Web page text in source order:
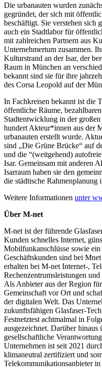
Die urbanauten wurden
gegründet, der sich mit
beschäftigt. Sie verstehen
auch ein Stadtlabor für
mit zahlreichen Partnern aus
Unternehmertum zusammen.
Kulturstrand an der Isar, der
Raum in München an
bekannt sind sie für ihre
des Corsa Leopold auf der
In Fachkreisen bekannt ist die
öffentliche Räume,
Stadtentwicklung in der
hundert Akteur*innen aus der
urbanauten erstellt wurde.
sind „Die Grüne Brücke“ auf
und die “(weitgehend)
Isar. Gemeinsam mit anderen
Isarraum haben sie den
die städtische Rahmenplanung
Weitere Informationen unter
Über M-net
M-net ist der führende
Kunden schnelles Internet,
Mobilfunkanschlüsse sowie
Geschäftskunden sind bei
erhalten bei M-net Internet-,
Rechenzentrumsleistungen
Als Anbieter aus der Region
Gemeinschaft vor Ort und
der digitalen Welt. Das
zukunftsfähigen Glasfaser-
Festnetztest achtmalmal in
ausgezeichnet. Darüber
gesellschaftliche
Unternehmen ist seit 2021
klimaneutral zertifiziert und
Telekommunikationsanbieter